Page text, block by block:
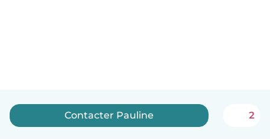
Contacter Pauline 2